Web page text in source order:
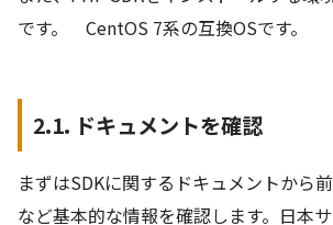
です。 CentOS 7系の互換OSです。
2.1. ドキュメントを確認
まずはSDKに関するドキュメントから
など基本的な情報を確認します。日本